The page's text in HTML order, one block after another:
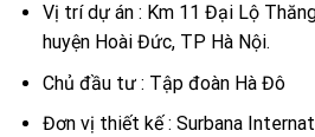
Vị trí dự án : Km 11 Đại Lộ
huyện Hoài Đức, TP Hà Nội.
Chủ đầu tư : Tập đoàn Hà Đô
Đơn vị thiết kế : Surbana